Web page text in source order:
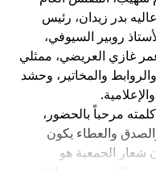
بدر زيدان، رئيس
روبير السيوفي،
عمر غازي العريضي، ممثلي
والمخاتير، وحشد
مرحباً بالحضور،
والعطاء يكون
شعار الجمعية هو